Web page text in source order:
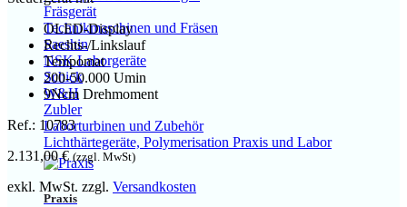
Fräsgerät
Technikmaschinen und Fräsen
Saeshin
NSK Laborgeräte
Schick
W&H
Zubler
Laborturbinen und Zubehör
Lichthärtegeräte, Polymerisation Praxis und Labor
Praxis
OLED-Display
Rechts-/Linkslauf
Tempomat
200-50.000 Umin
9Ncm Drehmoment
Ref.: 10783
2.131,00€ (zzgl. MwSt)
exkl. MwSt. zzgl. Versandkosten